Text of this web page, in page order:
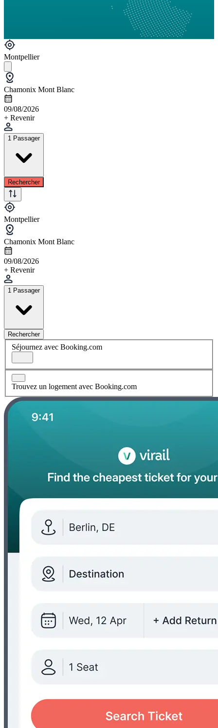
Montpellier
Chamonix Mont Blanc
09/08/2026
+ Revenir
1 Passager
Rechercher
Montpellier
Chamonix Mont Blanc
09/08/2026
+ Revenir
1 Passager
Rechercher
Séjournez avec Booking.com
Trouvez un logement avec Booking.com